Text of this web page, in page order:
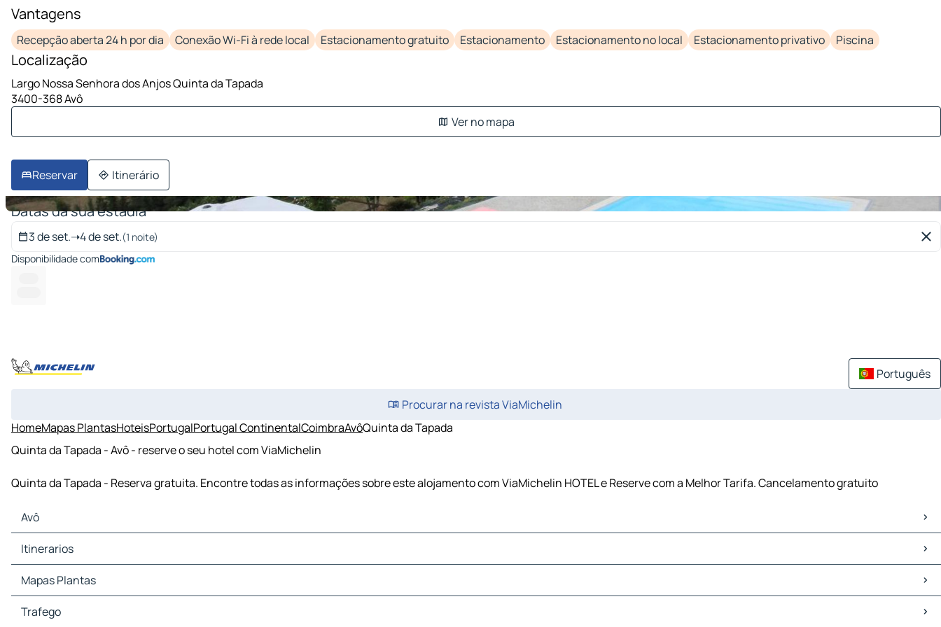
1 imagem em 10
Vantagens
Recepção aberta 24 h por dia Conexão Wi-Fi à rede local Estacionamento gratuito Estacionamento Estacionamento no local Estacionamento privativo Piscina
Localização
Largo Nossa Senhora dos Anjos Quinta da Tapada
3400-368 Avô
Ver no mapa
Reservar Itinerário
Datas da sua estadia
3 de set.➝4 de set.(1 noite)
Disponibilidade com
Português
Procurar na revista ViaMichelin
HomeMapas PlantasHoteisPortugalPortugal ContinentalCoimbraAvôQuinta da Tapada
Quinta da Tapada - Avô - reserve o seu hotel com ViaMichelin
Quinta da Tapada - Reserva gratuita. Encontre todas as informações sobre este alojamento com ViaMichelin HOTEL e Reserve com a Melhor Tarifa. Cancelamento gratuito
Avô
Avô Mapas Plantas
Avô Trafego
Avô Hoteis
Avô Restaurantes
Avô Estacoes servico
Itinerarios
Itinerarios Avô - Oliveira do Hospital
Itinerarios Avô - Tábua
Itinerarios Avô - Arganil
Itinerarios Avô - São Paio de Gramaços
Mapas Plantas
Mapas Plantas Oliveira do Hospital
Mapas Plantas Tábua
Trafego